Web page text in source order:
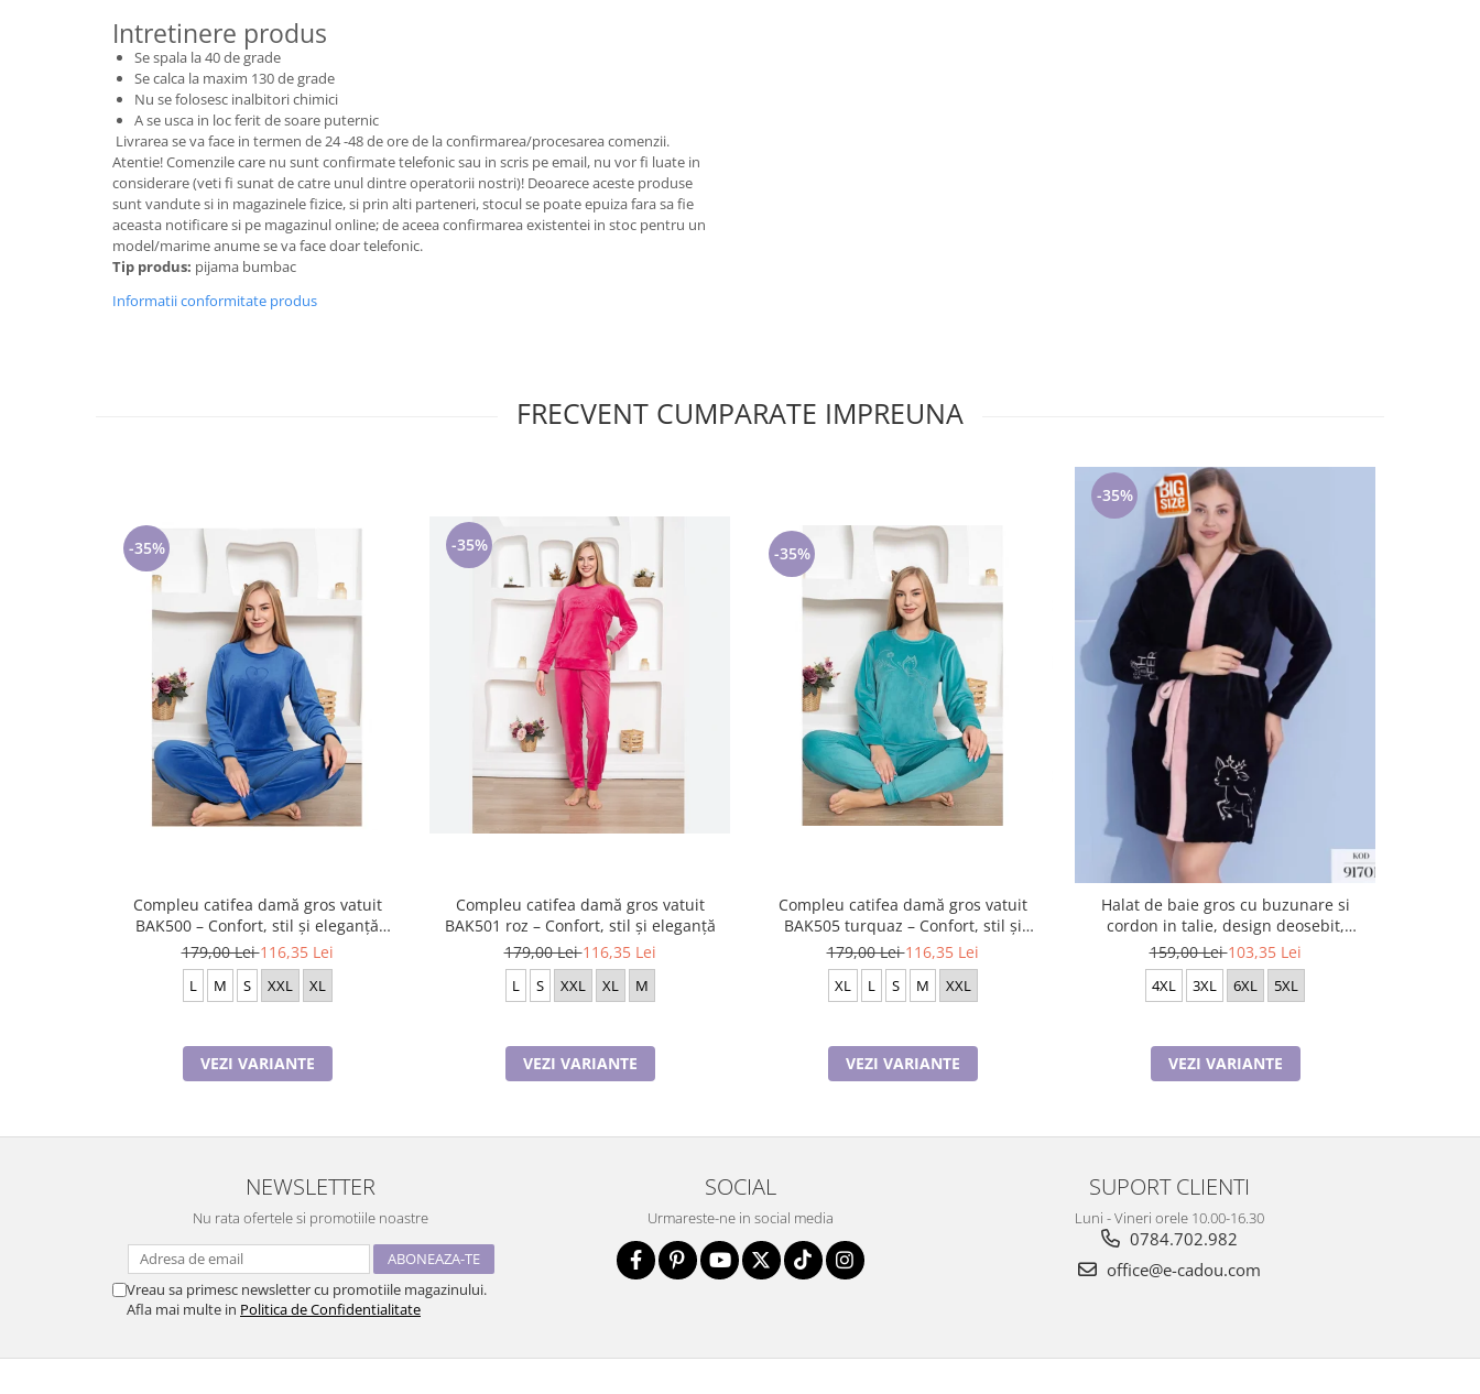
Intretinere produs
Se spala la 40 de grade
Se calca la maxim 130 de grade
Nu se folosesc inalbitori chimici
A se usca in loc ferit de soare puternic
Livrarea se va face in termen de 24 -48 de ore de la confirmarea/procesarea comenzii.
Atentie! Comenzile care nu sunt confirmate telefonic sau in scris pe email, nu vor fi luate in
considerare (veti fi sunat de catre unul dintre operatorii nostri)! Deoarece aceste produse
sunt vandute si in magazinele fizice, si prin alti parteneri, stocul se poate epuiza fara sa fie
aceasta notificare si pe magazinul online; de aceea confirmarea existentei in stoc pentru un
model/marime anume se va face doar telefonic.
Tip produs: pijama bumbac
Informatii conformitate produs
FRECVENT CUMPARATE IMPREUNA
-35%
Compleu catifea damă gros vatuit
BAK500 – Confort, stil și eleganță
BAK500
179,00 Lei116,35 Lei
L M S XXL XL
VEZI VARIANTE
-35%
Compleu catifea damă gros vatuit
BAK501 roz – Confort, stil și eleganță
179,00 Lei116,35 Lei
L S XXL XL M
VEZI VARIANTE
-35%
Compleu catifea damă gros vatuit
BAK505 turquaz – Confort, stil și
eleganță
179,00 Lei116,35 Lei
XL L S M XXL
VEZI VARIANTE
-35%
Halat de baie gros cu buzunare si
cordon in talie, design deosebit,
PIJ91701
159,00 Lei103,35 Lei
4XL 3XL 6XL 5XL
VEZI VARIANTE
NEWSLETTER
Nu rata ofertele si promotiile noastre
Vreau sa primesc newsletter cu promotiile magazinului.
Afla mai multe in Politica de Confidentialitate
SOCIAL
Urmareste-ne in social media
SUPORT CLIENTI
Luni - Vineri orele 10.00-16.30
0784.702.982
office@e-cadou.com